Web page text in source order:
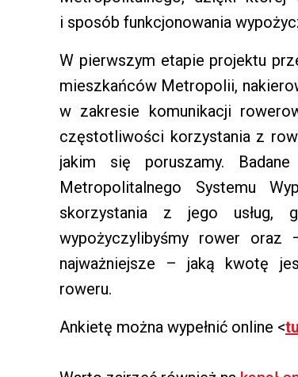
i sposób funkcjonowania
W pierwszym etapie projektu
mieszkańców Metropolii,
w zakresie komunikacji
częstotliwości korzystania z
jakim się poruszamy.
Metropolitalnego Systemu
skorzystania z jego usług,
wypożyczylibyśmy rower
najważniejsze – jaką kwotę
roweru.
Ankietę można wypełnić online <